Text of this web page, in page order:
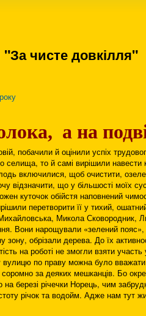
"За чисте довкілля"
а на
побачили й оцінили успіх
селища, то й самі вирішили
включилися, щоб очистити,
відзначити, що у більшості моїх
куточок обійстя наповнений
перетворити її у тихий,
Микола
Вони нарощували «зелений пояс»,
зону, обрізали дерева. До їх
на роботі не змогли взяти участь
по праву можна було
за деяких мешканців. Бо
на березі річечки Норець, чим
річок та водойм. Адже нам тут